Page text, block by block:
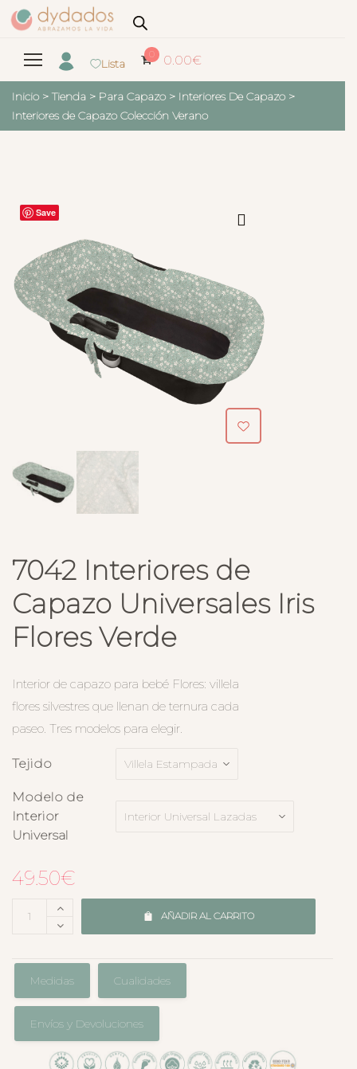
Lista
0 0.00€
Inicio > Tienda > Para Capazo > Interiores De Capazo >
Interiores de Capazo Colección Verano
Save
7042 Interiores de
Capazo Universales Iris
Flores Verde
Interior de capazo para bebé Flores: villela
flores silvestres que llenan de ternura cada
paseo. Tres modelos para elegir.
Tejido
Modelo de
Interior
Universal
49.50€
AÑADIR AL CARRITO
Medidas Cualidades
Envíos y Devoluciones